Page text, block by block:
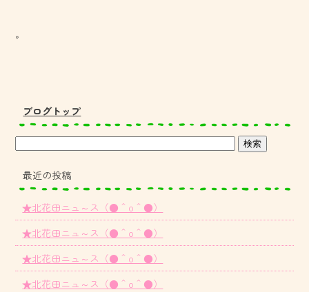
。
ブログトップ
最近の投稿
★北花田ニュ～ス（●＾o＾●）
★北花田ニュ～ス（●＾o＾●）
★北花田ニュ～ス（●＾o＾●）
★北花田ニュ～ス（●＾o＾●）